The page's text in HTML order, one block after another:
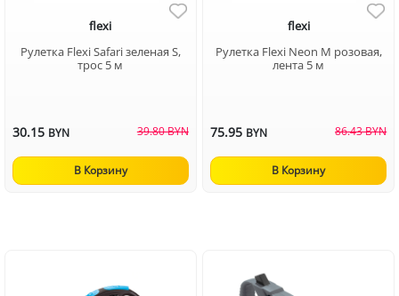
flexi
Рулетка Flexi Safari зеленая S,
трос 5 м
30.15 BYN 39.80 BYN
В Корзину
flexi
Рулетка Flexi Neon M розовая,
лента 5 м
75.95 BYN 86.43 BYN
В Корзину